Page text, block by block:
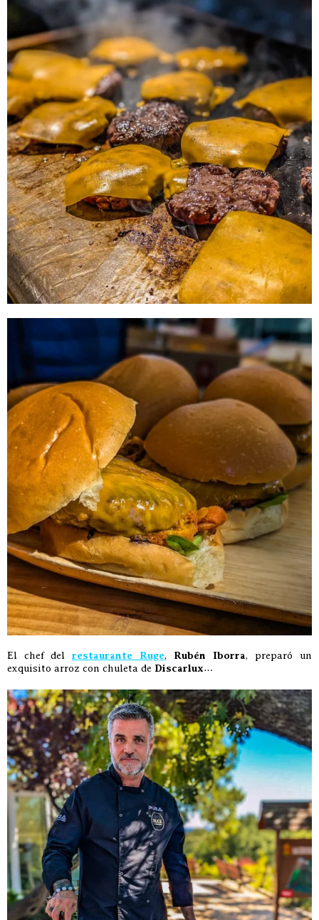
El chef del restaurante Ruge, Rubén Iborra, preparó un
exquisito arroz con chuleta de Discarlux…